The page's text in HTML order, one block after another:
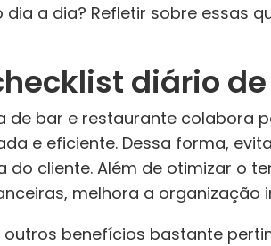
dia a dia? Refletir sobre essas
diário
de bar e restaurante colabora
e eficiente. Dessa forma,
do cliente. Além de otimizar o
melhora a
benefícios bastante